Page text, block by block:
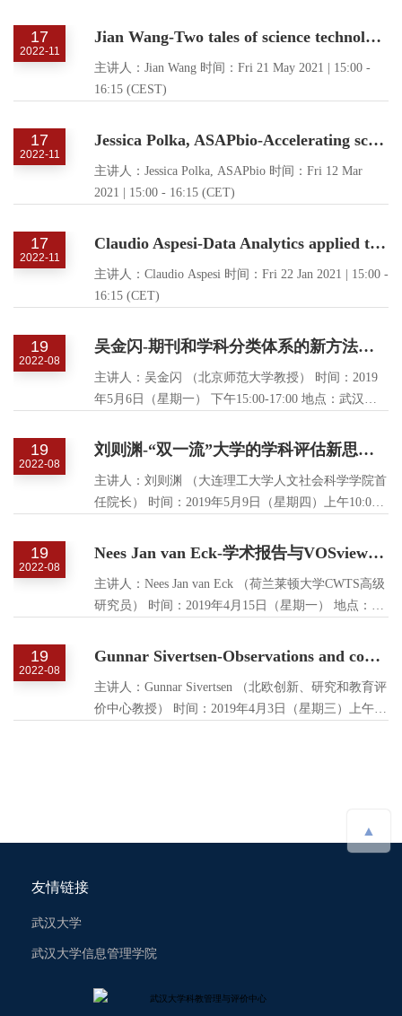
17
2022-11
Jian Wang-Two tales of science technology linkage: Patent in-text versus front-page references
主讲人：Jian Wang 时间：Fri 21 May 2021 | 15:00 -
16:15 (CEST)
17
2022-11
Jessica Polka, ASAPbio-Accelerating scholarly communication
主讲人：Jessica Polka, ASAPbio 时间：Fri 12 Mar
2021 | 15:00 - 16:15 (CET)
17
2022-11
Claudio Aspesi-Data Analytics applied to academic institutions: why inaction is not an option (and what to do about it)
主讲人：Claudio Aspesi 时间：Fri 22 Jan 2021 | 15:00 -
16:15 (CET)
19
2022-08
吴金闪-期刊和学科分类体系的新方法与新应用：基于自然语言处理技术和网络矢量化描述技术的视角
主讲人：吴金闪 （北京师范大学教授） 时间：2019
年5月6日（星期一） 下午15:00-17:00 地点：武汉大
19
2022-08
刘则渊-“双一流”大学的学科评估新思路：学科交叉指标及其可视化分析
主讲人：刘则渊 （大连理工大学人文社会科学学院首
任院长） 时间：2019年5月9日（星期四）上午10:00
19
2022-08
Nees Jan van Eck-学术报告与VOSviewer工作坊
主讲人：Nees Jan van Eck （荷兰莱顿大学CWTS高级
研究员） 时间：2019年4月15日（星期一） 地点：
坊：武汉大学图书馆
19
2022-08
Gunnar Sivertsen-Observations and considerations in the transition to Open Access publishing
主讲人：Gunnar Sivertsen （北欧创新、研究和教育评
价中心教授） 时间：2019年4月3日（星期三）上午
友情链接
武汉大学
武汉大学信息管理学院
▲